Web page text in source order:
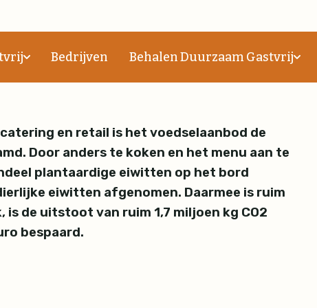
Bedrijven Behalen Duurzaam Gastvrij
en catering
en retail is het voedselaanbod de
Door anders te koken en het menu aan te
plantaardige eiwitten op het bord
eiwitten afgenomen. Daarmee is ruim
de uitstoot van ruim 1,7 miljoen kg CO2
bespaard.